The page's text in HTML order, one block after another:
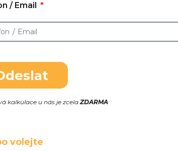
/ Email
kalkulace u nás je zcelaZDARMA
volejte